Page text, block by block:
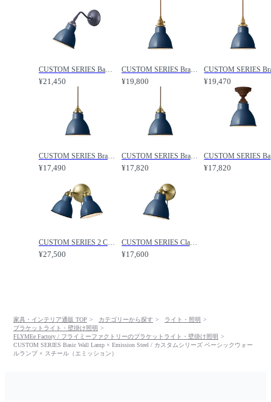
CUSTOM SERIES Basic Long Wall Lamp S × Emission Steel / カスタムシリーズ ベーシックロングウォールランプ S × スチール（エミッション） / FLYMEe Factory / フライミーファクトリー
¥21,450
CUSTOM SERIES Brass Pendant Light × Emission Steel / カスタムシリーズ 真鍮ペンダントライト（口金E26） × スチール（エミッション） / FLYMEe Factory / フライミーファクトリー
¥19,800 ¥19,470
CUSTOM SERIES Brass Pendant Light × Emission Steel / カスタムシリーズ ベーシックペンダントライト（口金E17） × スチール（エミッション） / FLYMEe Factory / フライミーファクトリー
¥17,490
CUSTOM SERIES Brass Pendant Light × Emission Steel / カスタムシリーズ ベーシックペンダントライト（口金E26） × スチール（エミッション） / FLYMEe Factory / フライミーファクトリー
¥17,820 ¥17,820
CUSTOM SERIES 2 Classic Wall Lamp × Emission Steel / カスタムシリーズ 2灯クラシックウォールランプ × スチール（エミッション） / FLYMEe Factory / フライミーファクトリー
¥27,500
CUSTOM SERIES Classic Wall Lamp × Emission Steel / カスタムシリーズ クラシックウォールランプ × スチール（エミッション） / FLYMEe Factory / フライミーファクトリー
¥17,600
家具・インテリア通販 TOP カテゴリーから探す
ライト・照明
ブラケットライト・壁掛け照明
FLYMEe Factory / フライミーファクトリーのブラケットライト・壁掛け照明
CUSTOM SERIES Basic Wall Lamp × Emission Steel / カスタムシリーズ ベーシックウォー
ルランプ × スチール（エミッション）